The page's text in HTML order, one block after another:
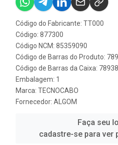
Código do Fabricante: TT000
Código: 877300
Código NCM: 85359090
Código de Barras do Produto:
Código de Barras da Caixa:
Embalagem: 1
Marca: TECNOCABO
Fornecedor: ALGOM
Faça seu
cadastre-se para ver